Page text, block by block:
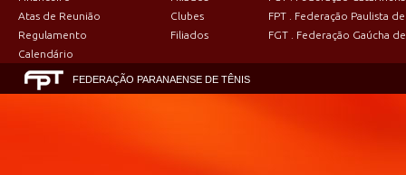
Atas de Reunião
Regulamento
Calendário
Clubes
Filiados
FPT . Federação Paulista
FGT . Federação Gaúcha
FEDERAÇÃO PARANAENSE DE TÊNIS